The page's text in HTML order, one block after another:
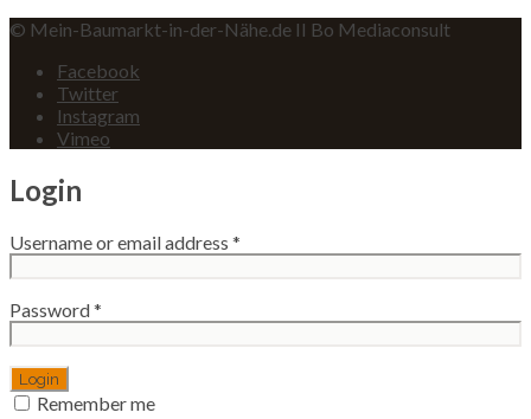
© Mein-Baumarkt-in-der-Nähe.de II Bo Mediaconsult
Facebook
Twitter
Instagram
Vimeo
Login
Username or email address *
Password*
Remember me